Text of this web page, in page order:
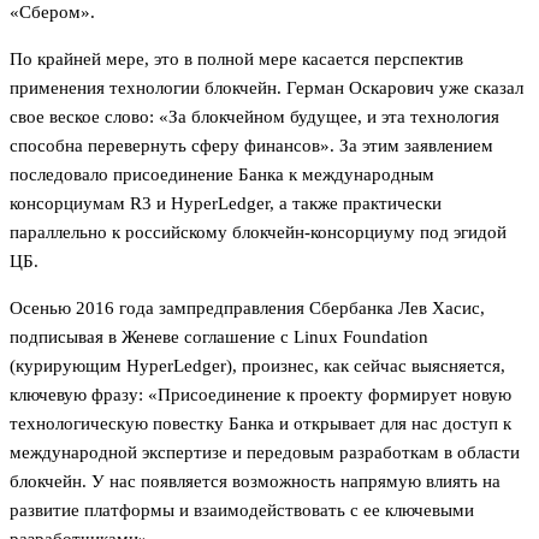
«Сбером».
По крайней мере, это в полной мере касается перспектив
применения технологии блокчейн. Герман Оскарович уже сказал
свое веское слово: «За блокчейном будущее, и эта технология
способна перевернуть сферу финансов». За этим заявлением
последовало присоединение Банка к международным
консорциумам R3 и HyperLedger, а также практически
параллельно к российскому блокчейн-консорциуму под эгидой
ЦБ.
Осенью 2016 года зампредправления Сбербанка Лев Хасис,
подписывая в Женеве соглашение с Linux Foundation
(курирующим HyperLedger), произнес, как сейчас выясняется,
ключевую фразу: «Присоединение к проекту формирует новую
технологическую повестку Банка и открывает для нас доступ к
международной экспертизе и передовым разработкам в области
блокчейн. У нас появляется возможность напрямую влиять на
развитие платформы и взаимодействовать с ее ключевыми